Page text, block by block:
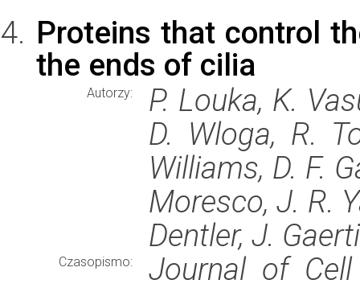
Proteins that control
the ends of cilia
Autorzy:
P. Louka, K.
D. Wloga, R.
Williams, D. F.
Moresco, J. R.
Dentler, J.
Czasopismo:
Journal of